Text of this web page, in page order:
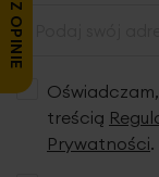
treścią
Prywatności.